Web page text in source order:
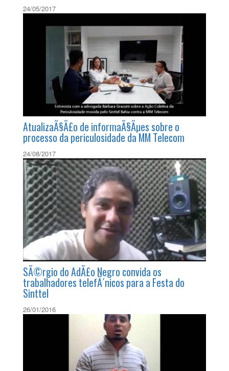
24/05/2017
AtualizaÃ§Ã£o de informaÃ§Ãµes sobre o
processo da periculosidade da MM Telecom
24/08/2017
SÃ©rgio do AdÃ£o Negro convida os
trabalhadores telefÃ´nicos para a Festa do
Sinttel
26/01/2016